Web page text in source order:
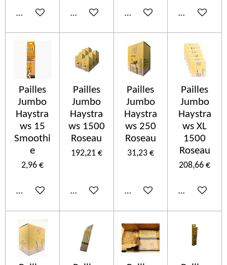
Añadir al carritoAñadir al carritoAñadir al carritoAñadir al
Pailles
Jumbo
Haystra
ws 15
Smoothi
e
2,96 €
Añadir al carrito
Pailles
Jumbo
Haystra
ws 1500
Roseau
192,21 €
Añadir al carrito
Pailles
Jumbo
Haystra
ws 250
Roseau
31,23 €
Añadir al carrito
Pailles
Jumbo
Haystra
ws XL
1500
Roseau
208,66 €
Añadir al